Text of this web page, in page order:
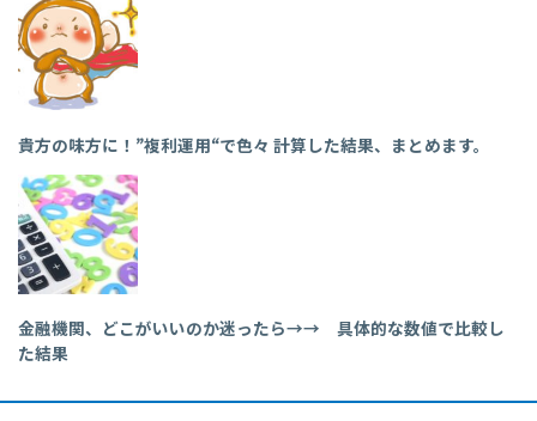
貴方の味方に！”複利運用“で色々 計算した結果、まとめます。
金融機関、どこがいいのか迷ったら→→ 具体的な数値で比較し
た結果